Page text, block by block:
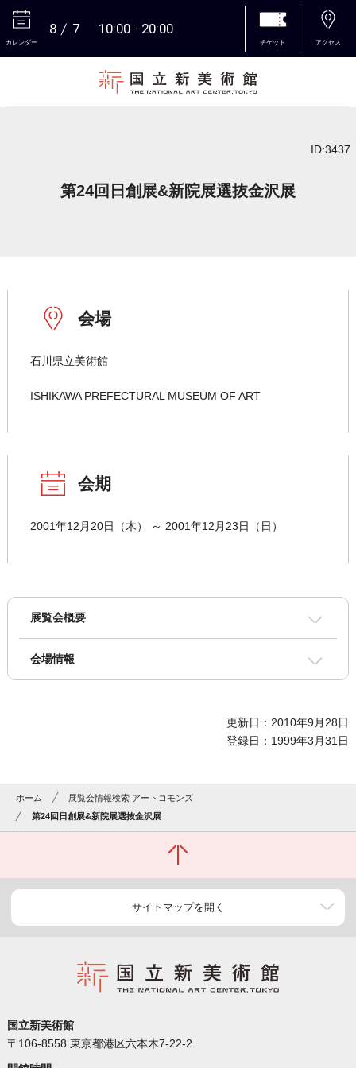
カレンダー
8 7 10:00 20:00
チケット アクセス
ID:3437
第24回日創展&新院展選抜金沢展
会場
石川県立美術館
ISHIKAWA PREFECTURAL MUSEUM OF ART
会期
2001年12月20日（木） ～ 2001年12月23日（日）
展覧会概要
会場情報
更新日：2010年9月28日
登録日：1999年3月31日
ホーム
展覧会情報検索 アートコモンズ
第24回日創展&新院展選抜金沢展
サイトマップを開く
国立新美術館
〒106-8558 東京都港区六本木7-22-2